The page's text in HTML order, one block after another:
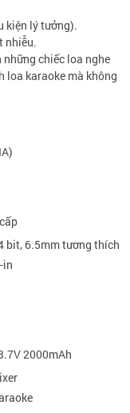
kiện lý tưởng).
nhiễu.
những chiếc loa nghe
loa karaoke mà không
bit, 6.5mm tương thích
in
2000mAh